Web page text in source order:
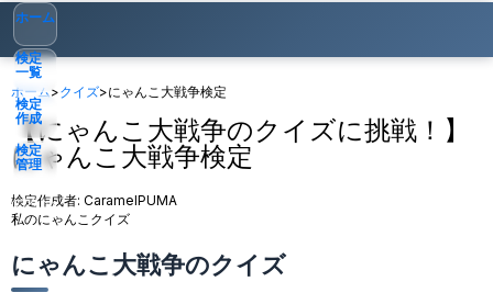
ホーム
検定
一覧
検定
作成
検定
管理
ゲスト▾
ホーム>クイズ>にゃんこ大戦争検定
【にゃんこ大戦争のクイズに挑戦！】
にゃんこ大戦争検定
検定作成者: CaramelPUMA
私のにゃんこクイズ
にゃんこ大戦争のクイズ